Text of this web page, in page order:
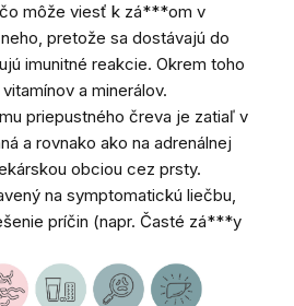
môže viesť k zá***om v
pretože sa dostávajú do
imunitné reakcie. Okrem toho
a minerálov.
priepustného čreva je zatiaľ v
a rovnako ako na adrenálnej
obciou cez prsty.
na symptomatickú liečbu,
príčin (napr. Časté zá***y